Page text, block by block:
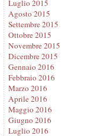
Luglio 2015
Agosto 2015
Settembre 2015
Ottobre 2015
Novembre 2015
Dicembre 2015
Gennaio 2016
Febbraio 2016
Marzo 2016
Aprile 2016
Maggio 2016
Giugno 2016
Luglio 2016